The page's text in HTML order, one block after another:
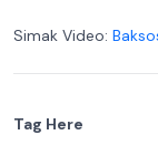
Simak Video:
Tag Here